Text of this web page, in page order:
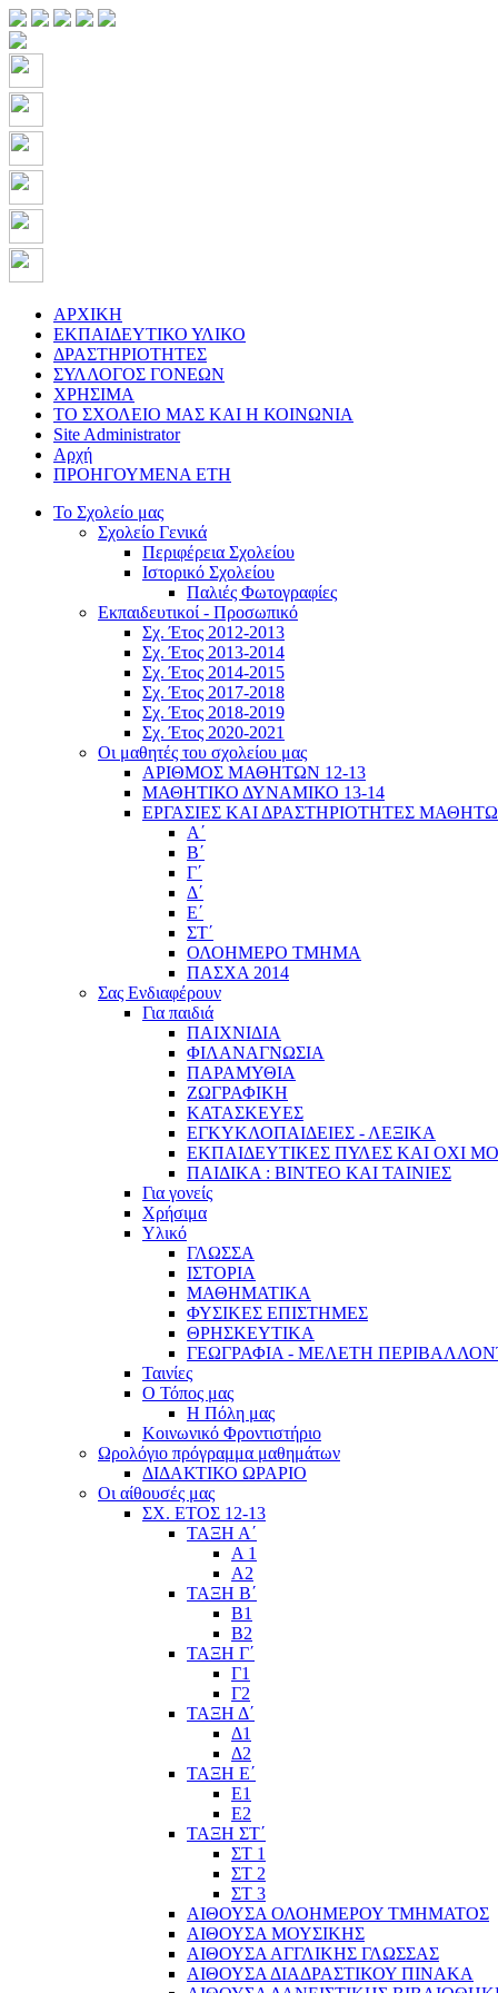
ΑΡΧΙΚΗ
ΕΚΠΑΙΔΕΥΤΙΚΟ ΥΛΙΚΟ
ΔΡΑΣΤΗΡΙΟΤΗΤΕΣ
ΣΥΛΛΟΓΟΣ ΓΟΝΕΩΝ
ΧΡΗΣΙΜΑ
ΤΟ ΣΧΟΛΕΙΟ ΜΑΣ ΚΑΙ Η ΚΟΙΝΩΝΙΑ
Site Administrator
Αρχή
ΠΡΟΗΓΟΥΜΕΝΑ ΕΤΗ
Το Σχολείο μας
Σχολείο Γενικά
Περιφέρεια Σχολείου
Ιστορικό Σχολείου
Παλιές Φωτογραφίες
Εκπαιδευτικοί - Προσωπικό
Σχ. Έτος 2012-2013
Σχ. Έτος 2013-2014
Σχ. Έτος 2014-2015
Σχ. Έτος 2017-2018
Σχ. Έτος 2018-2019
Σχ. Έτος 2020-2021
Οι μαθητές του σχολείου μας
ΑΡΙΘΜΟΣ ΜΑΘΗΤΩΝ 12-13
ΜΑΘΗΤΙΚΟ ΔΥΝΑΜΙΚΟ 13-14
ΕΡΓΑΣΙΕΣ ΚΑΙ ΔΡΑΣΤΗΡΙΟΤΗΤΕΣ
Α΄
Β΄
Γ΄
Δ΄
Ε΄
ΣΤ΄
ΟΛΟΗΜΕΡΟ ΤΜΗΜΑ
ΠΑΣΧΑ 2014
Σας Ενδιαφέρουν
Για παιδιά
ΠΑΙΧΝΙΔΙΑ
ΦΙΛΑΝΑΓΝΩΣΙΑ
ΠΑΡΑΜΥΘΙΑ
ΖΩΓΡΑΦΙΚΗ
ΚΑΤΑΣΚΕΥΕΣ
ΕΓΚΥΚΛΟΠΑΙΔΕΙΕΣ - ΛΕΞΙΚΑ
ΕΚΠΑΙΔΕΥΤΙΚΕΣ ΠΥΛΕΣ ΚΑΙ ΟΧΙ
ΠΑΙΔΙΚΑ : ΒΙΝΤΕΟ ΚΑΙ ΤΑΙΝΙΕΣ
Για γονείς
Χρήσιμα
Υλικό
ΓΛΩΣΣΑ
ΙΣΤΟΡΙΑ
ΜΑΘΗΜΑΤΙΚΑ
ΦΥΣΙΚΕΣ ΕΠΙΣΤΗΜΕΣ
ΘΡΗΣΚΕΥΤΙΚΑ
ΓΕΩΓΡΑΦΙΑ - ΜΕΛΕΤΗ
Ταινίες
Ο Τόπος μας
Η Πόλη μας
Κοινωνικό Φροντιστήριο
Ωρολόγιο πρόγραμμα μαθημάτων
ΔΙΔΑΚΤΙΚΟ ΩΡΑΡΙΟ
Οι αίθουσές μας
ΣΧ. ΕΤΟΣ 12-13
ΤΑΞΗ Α΄
Α 1
Α2
ΤΑΞΗ Β΄
Β1
Β2
ΤΑΞΗ Γ΄
Γ1
Γ2
ΤΑΞΗ Δ΄
Δ1
Δ2
ΤΑΞΗ Ε΄
Ε1
Ε2
ΤΑΞΗ ΣΤ΄
ΣΤ 1
ΣΤ 2
ΣΤ 3
ΑΙΘΟΥΣΑ ΟΛΟΗΜΕΡΟΥ ΤΜΗΜΑΤΟΣ
ΑΙΘΟΥΣΑ ΜΟΥΣΙΚΗΣ
ΑΙΘΟΥΣΑ ΑΓΓΛΙΚΗΣ ΓΛΩΣΣΑΣ
ΑΙΘΟΥΣΑ ΔΙΑΔΡΑΣΤΙΚΟΥ ΠΙΝΑΚΑ